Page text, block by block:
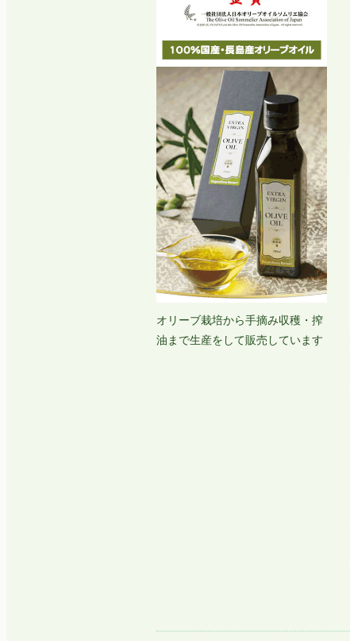
オリーブ栽培から手摘み収穫・搾
油まで生産をして販売しています